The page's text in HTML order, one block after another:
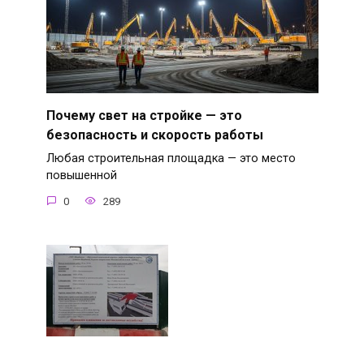
Почему свет на стройке — это
безопасность и скорость работы
Любая строительная площадка — это место
повышенной
0 289